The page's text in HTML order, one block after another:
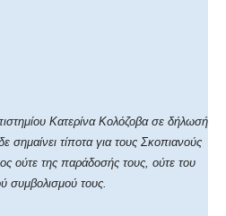
Κατερίνα Κολόζοβα σε δήλωσή
σημαίνει τίποτα για τους Σκοπιανούς
ούτε της παράδοσής τους, ούτε του
συμβολισμού τους.